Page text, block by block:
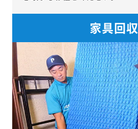
家具回収